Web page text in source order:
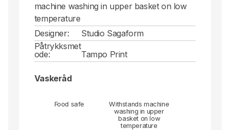
machine washing in upper basket on low
temperature
Designer:
Studio Sagaform
Påtrykksmet
ode:
Tampo Print
Vaskeråd
Food safe
Withstands machine
washing in upper
basket on low
temperature